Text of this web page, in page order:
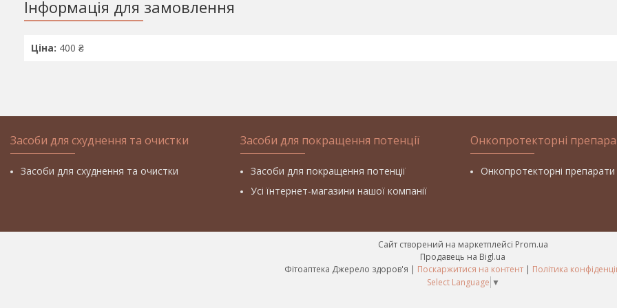
Інформація для замовлення
Ціна: 400 ₴
Засоби для схуднення та очистки
Засоби для схуднення та очистки
Засоби для покращення потенції
Засоби для покращення потенції
Усі їнтернет-магазини нашої компанії
Онкопротекторні
Онкопротекторні препарати
Сайт створений на маркетплейсі Prom.ua
Продавець на Bigl.ua
Фітоаптека Джерело здоров'я | Поскаржитися на контент | Політика
Select Language ▼